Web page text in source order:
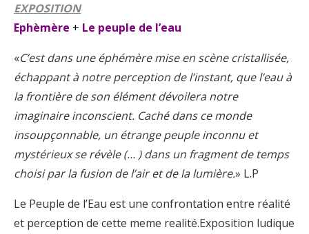
EXPOSITION
Ephèmère + Le peuple de l’eau
«C’est dans une éphémère mise en scène cristallisée,
échappant à notre perception de l’instant, que l’eau à
la frontière de son élément dévoilera notre
imaginaire inconscient. Caché dans ce monde
insoupçonnable, un étrange peuple inconnu et
mystérieux se révèle (… ) dans un fragment de temps
choisi par la fusion de l’air et de la lumière.» L.P
Le Peuple de l’Eau est une confrontation entre réalité
et perception de cette meme realité.Exposition ludique